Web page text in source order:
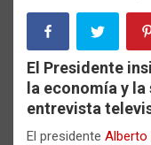
El Presidente
la economía y la
entrevista
El presidente Alberto